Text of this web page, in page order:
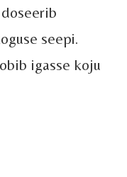
seepi.
igasse koju